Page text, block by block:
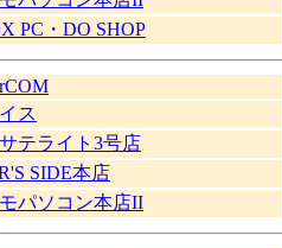
PC・DO SHOP
ス
テライト3号店
SIDE本店
パソコン本店II